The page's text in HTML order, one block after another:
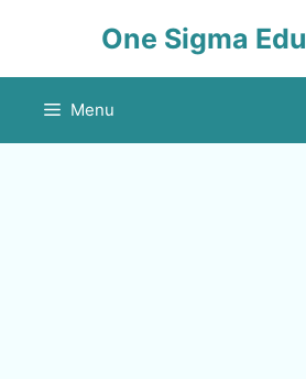
One Sigma
Menu